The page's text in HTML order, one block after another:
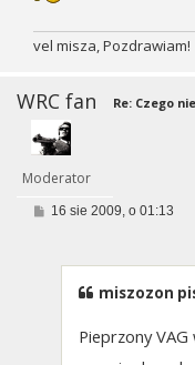
vel misza, Pozdrawiam!
WRC fan
Moderator
Re: Czego
P16 sie 2009, o 01:13
miszozon
Pieprzony VAG